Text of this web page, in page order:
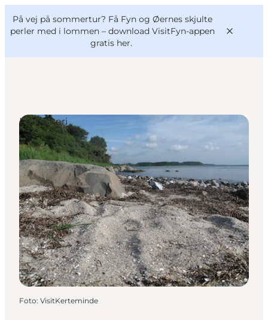
På vej på sommertur? Få Fyn og Øernes skjulte
perler med i lommen – download VisitFyn-appen
gratis her.
Oplevelser
Outdoor
Mad og drikke
Overnatning
Book lokale oplevelser
VisitFyn
Deutsch
Lystfiskeri
Foto: VisitKerteminde